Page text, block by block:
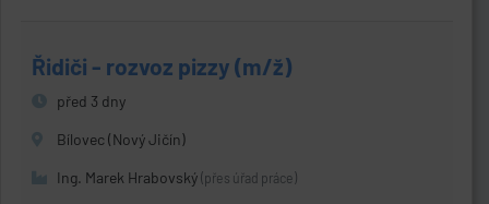
Řidiči - rozvoz pizzy (m/ž)
před 3 dny
Bílovec (Nový Jičín)
Ing. Marek Hrabovský (přes úřad práce)